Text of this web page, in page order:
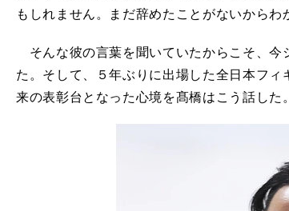
もしれません。まだ辞めたことがないからわ
そんな彼の言葉を聞いていたからこそ、今
た。そして、５年ぶりに出場した全日本フ
来の表彰台となった心境を髙橋はこう話し